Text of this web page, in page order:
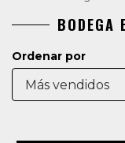
BODEGA
Ordenar por